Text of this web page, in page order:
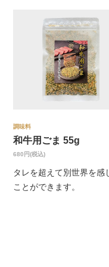
調味料
和牛用ごま 55g
680円(税込)
タレを超えて別世界を感
ことができます。